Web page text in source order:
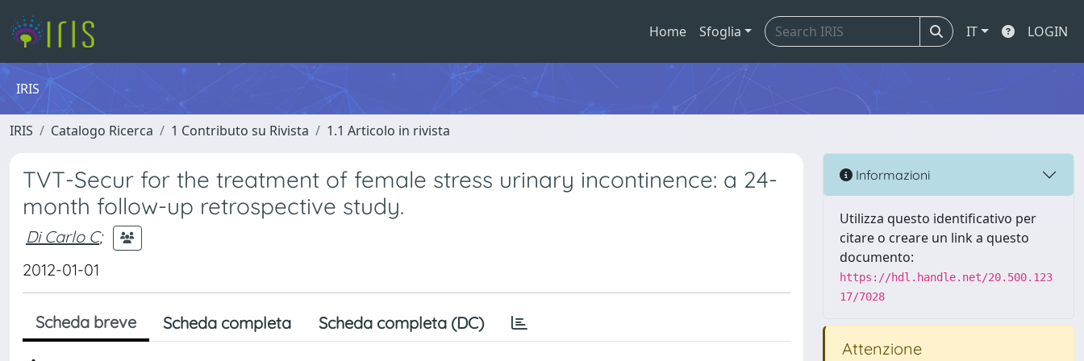
Home Sfoglia IT LOGIN
IRIS
IRIS Catalogo Ricerca 1 Contributo su Rivista 1.1 Articolo in rivista
TVT-Secur for the treatment of female stress urinary incontinence: a 24-
month follow-up retrospective study.
Di Carlo C;
2012-01-01
Scheda breve Scheda completa Scheda completa (DC)
Informazioni
Utilizza questo identificativo per
citare o creare un link a questo
documento:
https://hdl.handle.net/20.500.123
17/7028
Attenzione